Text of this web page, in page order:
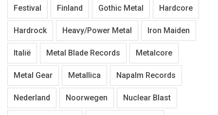
Festival Finland Gothic Metal Hardcore
Hardrock Heavy/Power Metal Iron Maiden
Italië Metal Blade Records Metalcore
Metal Gear Metallica Napalm Records
Nederland Noorwegen Nuclear Blast